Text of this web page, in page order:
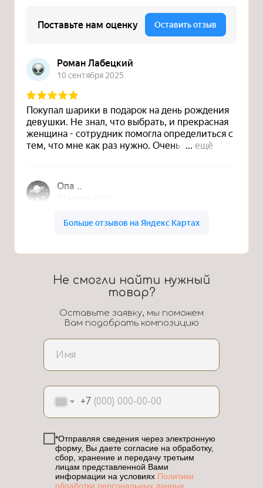
+7
*Отправляя сведения через электронную
форму, Вы даете согласие на обработку,
сбор, хранение и передачу третьим
лицам представленной Вами
информации на условиях Политики
обработки персональных данных.
Не смогли найти нужный
товар?
Оставьте заявку, мы поможем
Вам подобрать композицию